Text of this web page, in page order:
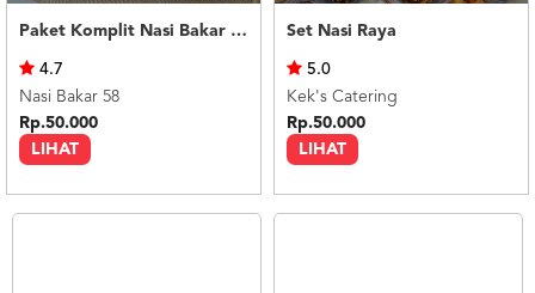
Paket Komplit Nasi Bakar Ayam Cabe Ijo
LIHAT
4.7
Nasi Bakar 58
Rp.50.000
Set Nasi Raya
LIHAT
5.0
Kek's Catering
Rp.50.000